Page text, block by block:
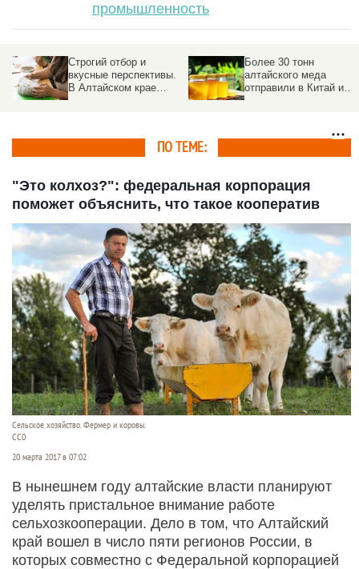
промышленность
Более 30 тонн
алтайского меда
отправили в Китай и
Стало известно, кто
возглавил рейтинг
самой любимой рыбы у
ПО ТЕМЕ:
"Это колхоз?": федеральная корпорация
поможет объяснить, что такое кооператив
Сельское хозяйство. Фермер и коровы.
СС0
20 марта 2017 в 07:02
В нынешнем году алтайские власти планируют
уделять пристальное внимание работе
сельхозкооперации. Дело в том, что Алтайский
край вошел в число пяти регионов России, в
которых совместно с Федеральной корпорацией